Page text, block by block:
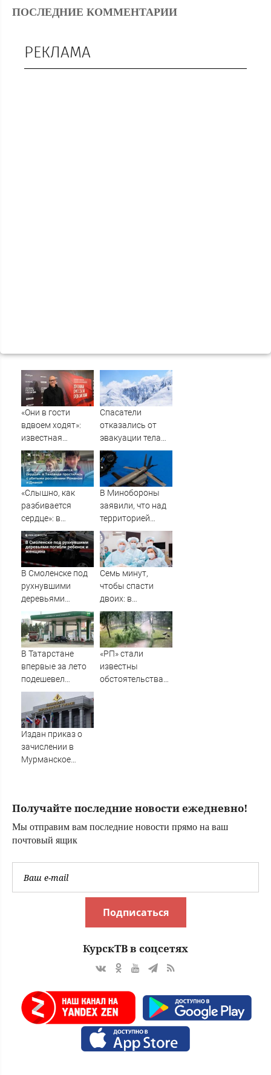
ПОСЛЕДНИЕ КОММЕНТАРИИ
РЕКЛАМА
«Они в гости
вдвоем ходят»:
известная
журналистка
подтвердила
роман
Бондарчука и
Исаковой
Спасатели
отказались от
эвакуации тела
Натальи
Наговицыной с
семитысячника
«Слышно, как
разбивается
сердце»: в
Таиланде
простились с
убитыми
россиянами
В Минобороны
заявили, что над
территорией
Тверской области
уничтожены
БПЛА
В Смоленске под
рухнувшими
деревьями
погибли ребенок
и женщина
Семь минут,
чтобы спасти
двоих: в
Татарстане
впервые
применили новую
технологию
06/08/2026 –
В Татарстане
впервые за лето
подешевел
бензин
«РП» стали
известны
обстоятельства
Издан приказ о
зачислении в
Мурманское
Получайте последние новости ежедневно!
Мы отправим вам последние новости прямо на ваш
почтовый ящик
Подписаться
КурскТВ в соцсетях